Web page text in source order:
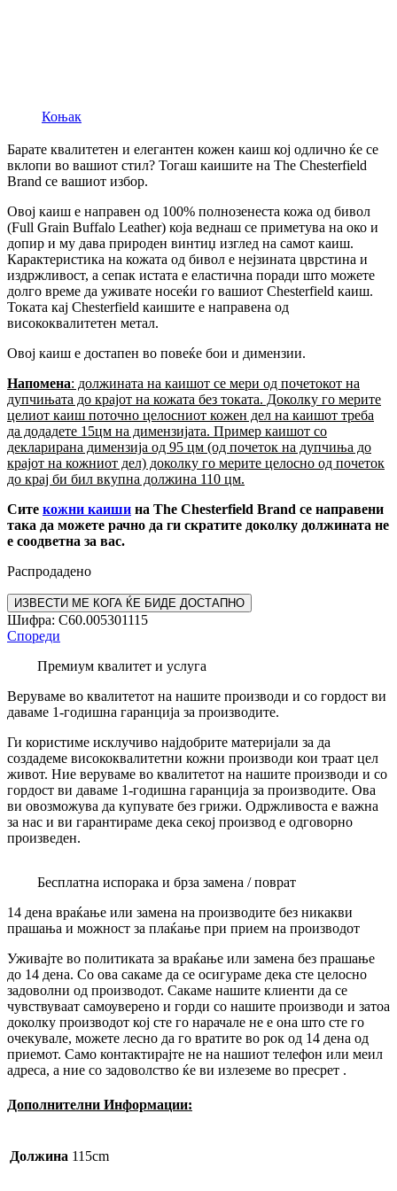
Коњак
Барате квалитетен и елегантен кожен каиш кој одлично ќе се
вклопи во вашиот стил? Тогаш каишите на The Chesterfield
Brand се вашиот избор.
Овој каиш е направен од 100% полнозенеста кожа од бивол
(Full Grain Buffalo Leather) која веднаш се приметува на око и
допир и му дава природен винтиџ изглед на самот каиш.
Карактеристика на кожата од бивол е нејзината цврстина и
издржливост, а сепак истата е еластична поради што можете
долго време да уживате носеќи го вашиот Chesterfield каиш.
Токата кај Chesterfield каишите е направена од
висококвалитетен метал.
Овој каиш е достапен во повеќе бои и димензии.
Напомена: должината на каишот се мери од почетокот на
дупчињата до крајот на кожата без токата. Доколку го мерите
целиот каиш поточно целосниот кожен дел на каишот треба
да додадете 15цм на димензијата. Пример каишот со
декларирана димензија од 95 цм (од почеток на дупчиња до
крајот на кожниот дел) доколку го мерите целосно од почеток
до крај би бил вкупна должина 110 цм.
Сите кожни каиши на The Chesterfield Brand се направени
така да можете рачно да ги скратите доколку должината не
е соодветна за вас.
Распродадено
Шифра: C60.005301115
Спореди
Премиум квалитет и услуга
Веруваме во квалитетот на нашите производи и со гордост ви
даваме 1-годишна гаранција за производите.
Ги користиме исклучиво најдобрите материјали за да
создадеме висококвалитетни кожни производи кои траат цел
живот. Ние веруваме во квалитетот на нашите производи и со
гордост ви даваме 1-годишна гаранција за производите. Ова
ви овозможува да купувате без грижи. Одржливоста е важна
за нас и ви гарантираме дека секој производ е одговорно
произведен.
Бесплатна испорака и брза замена / поврат
14 дена враќање или замена на производите без никакви
прашања и можност за плаќање при прием на производот
Уживајте во политиката за враќање или замена без прашање
до 14 дена. Со ова сакаме да се осигураме дека сте целосно
задоволни од производот. Сакаме нашите клиенти да се
чувствуваат самоуверено и горди со нашите производи и затоа
доколку производот кој сте го нарачале не е она што сте го
очекувале, можете лесно да го вратите во рок од 14 дена од
приемот. Само контактирајте не на нашиот телефон или меил
адреса, а ние со задоволство ќе ви излеземе во пресрет .
Дополнителни Информации:
Должина 115cm